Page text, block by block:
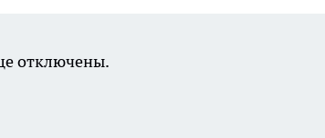
отключены.